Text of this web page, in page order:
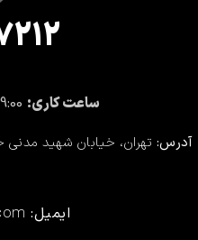
ساعت کاری:
آدرس:
ایمیل: